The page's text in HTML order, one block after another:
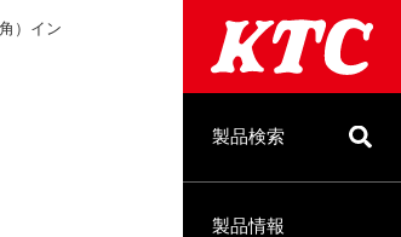
製品検索
製品情報
）イン